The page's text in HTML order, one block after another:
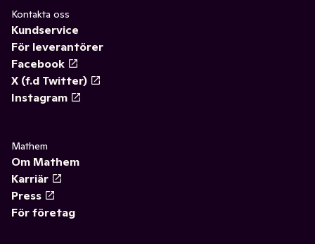
Kontakta oss
Kundservice
För leverantörer
Facebook
X (f.d Twitter)
Instagram
Mathem
Om Mathem
Karriär
Press
För företag